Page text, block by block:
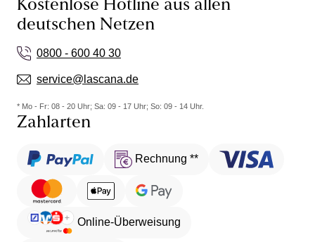
Kostenlose Hotline aus allen
deutschen Netzen
0800 - 600 40 30
service@lascana.de
* Mo - Fr: 08 - 20 Uhr; Sa: 09 - 17 Uhr; So: 09 - 14 Uhr.
Zahlarten
Rechnung **
Online-Überweisung